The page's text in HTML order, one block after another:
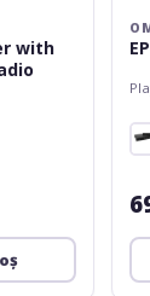
with